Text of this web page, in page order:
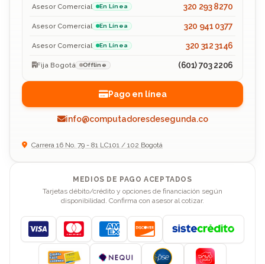
Asesor Comercial En Línea 320 293 8270
Asesor Comercial En Línea 320 941 0377
Asesor Comercial En Línea 320 312 3146
Fija Bogotá Offline (601) 703 2206
Pago en línea
info@computadoresdesegunda.co
Carrera 16 No. 79 - 81 LC101 / 102 Bogotá
MEDIOS DE PAGO ACEPTADOS
Tarjetas débito/crédito y opciones de financiación según
disponibilidad. Confirma con asesor al cotizar.
Visa MastercardAmerican Express
Discover